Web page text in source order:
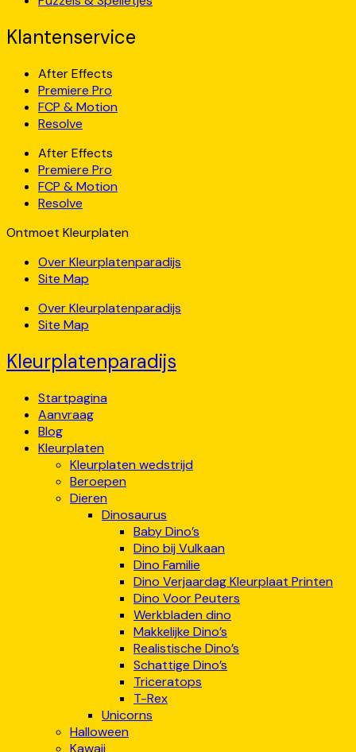
Klantenservice
After Effects
Premiere Pro
FCP & Motion
Resolve
After Effects
Premiere Pro
FCP & Motion
Resolve
Ontmoet Kleurplaten
Over Kleurplatenparadijs
Site Map
Over Kleurplatenparadijs
Site Map
Kleurplatenparadijs
Startpagina
Aanvraag
Blog
Kleurplaten
Kleurplaten wedstrijd
Beroepen
Dieren
Dinosaurus
Baby Dino’s
Dino bij Vulkaan
Dino Familie
Dino Verjaardag Kleurplaat Printen
Dino Voor Peuters
Werkbladen dino
Makkelijke Dino’s
Realistische Dino’s
Schattige Dino’s
Triceratops
T-Rex
Unicorns
Halloween
Kawaii